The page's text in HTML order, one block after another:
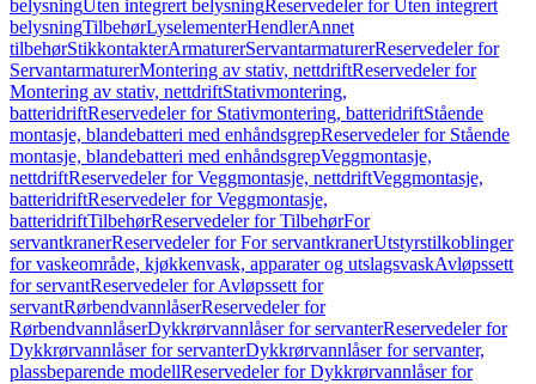
belysningUten integrert belysningReservedeler for Uten integrert
belysningTilbehørLyselementerHendlerAnnet
tilbehørStikkontakterArmaturerServantarmaturerReservedeler for
ServantarmaturerMontering av stativ, nettdriftReservedeler for
Montering av stativ, nettdriftStativmontering,
batteridriftReservedeler for Stativmontering, batteridriftStående
montasje, blandebatteri med enhåndsgrepReservedeler for Stående
montasje, blandebatteri med enhåndsgrepVeggmontasje,
nettdriftReservedeler for Veggmontasje, nettdriftVeggmontasje,
batteridriftReservedeler for Veggmontasje,
batteridriftTilbehørReservedeler for TilbehørFor
servantkranerReservedeler for For servantkranerUtstyrstilkoblinger
for vaskeområde, kjøkkenvask, apparater og utslagsvaskAvløpssett
for servantReservedeler for Avløpssett for
servantRørbendvannlåserReservedeler for
RørbendvannlåserDykkrørvannlåser for servanterReservedeler for
Dykkrørvannlåser for servanterDykkrørvannlåser for servanter,
plassbeparende modellReservedeler for Dykkrørvannlåser for